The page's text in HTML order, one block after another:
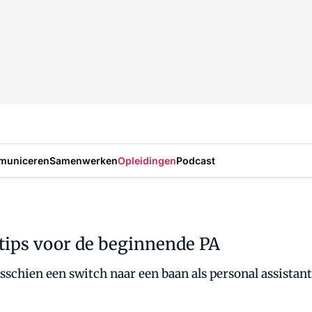
SamenwerkenOpleidingenPodcast
voor de beginnende PA
een switch naar een baan als personal